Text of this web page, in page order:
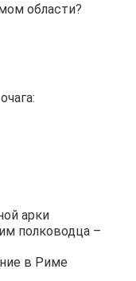
области?
арки
полководца –
в Риме